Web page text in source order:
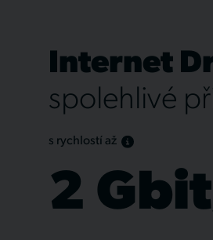
Internet
spolehlivé
s rychlostí až
2